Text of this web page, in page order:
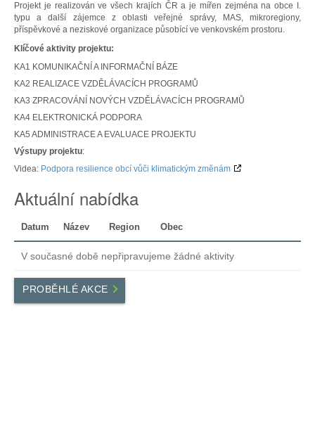
Projekt je realizován ve všech krajích ČR a je mířen zejména na obce I.
typu a další zájemce z oblasti veřejné správy, MAS, mikroregiony,
příspěvkové a neziskové organizace působící ve venkovském prostoru.
Klíčové aktivity projektu:
KA1 KOMUNIKAČNÍ A INFORMAČNÍ BÁZE
KA2 REALIZACE VZDĚLÁVACÍCH PROGRAMŮ
KA3 ZPRACOVÁNÍ NOVÝCH VZDĚLÁVACÍCH PROGRAMŮ
KA4 ELEKTRONICKÁ PODPORA
KA5 ADMINISTRACE A EVALUACE PROJEKTU
Výstupy projektu:
Videa: Podpora resilience obcí vůči klimatickým změnám
Aktuální nabídka
Datum Název Region Obec
V současné době nepřipravujeme žádné aktivity
PROBĚHLÉ AKCE